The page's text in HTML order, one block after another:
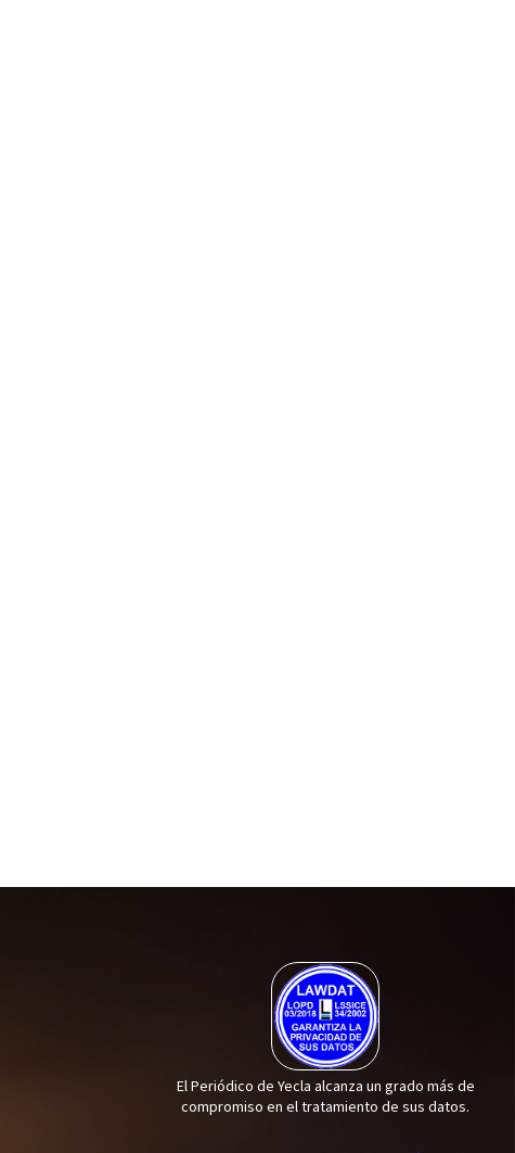
El Periódico de Yecla alcanza un grado más de
compromiso en el tratamiento de sus datos.